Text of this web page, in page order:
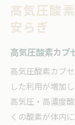
高気圧酸
安らぎ
高気圧酸素カプ
高気圧酸素カプ
した利用が増加
高気圧・高濃度
くの酸素が体内